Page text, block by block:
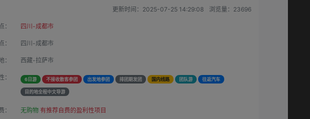
更新时间： 2025-07-25 14:29:08 浏览量： 23696
： 四川-成都市
： 四川-成都市
： 西藏-拉萨市
： 6日游 不接收散客参团 出发地参团 排团期发团 国内线路 团队游 往返汽车
目的地全程中文导游
： 无购物 有推荐自费的盈利性项目